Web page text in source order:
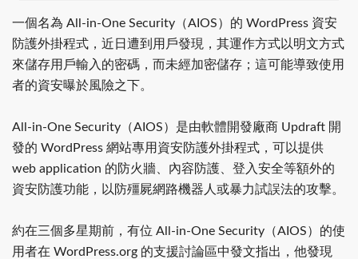
一個名為 All-in-One Security（AIOS）的 WordPress 資安
防護外掛程式，近日遭到用戶發現，其運作方式以明文方式
來儲存用戶輸入的密碼，而未經加密儲存；這可能導致使用
者的資安曝於風險之下。
All-in-One Security（AIOS）是由軟體開發廠商 Updraft 開
發的 WordPress 網站專用資安防護外掛程式，可以提供
web application 的防火牆、內容防護、登入安全等額外的
資安防護功能，以防殭屍網路機器人或暴力試誤法的攻擊。
約在三個多星期前，有位 All-in-One Security（AIOS）的使
用者在 WordPress.org 的支援討論區中發文指出，他發現